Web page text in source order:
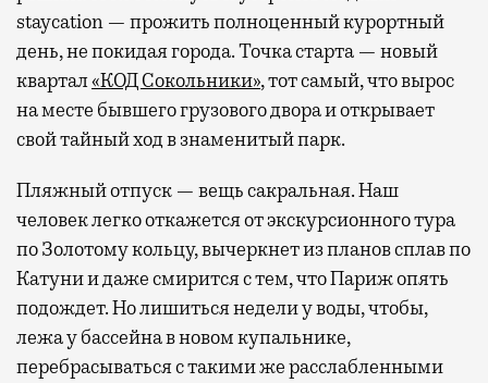
staycation — прожить полноценный курортный
день, не покидая города. Точка старта — новый
квартал«КОД Сокольники», тот самый, что вырос
на месте бывшего грузового двора и открывает
свой тайный ход в знаменитый парк.
Пляжный отпуск — вещь сакральная. Наш
человек легко откажется от экскурсионного тура
по Золотому кольцу, вычеркнет из планов сплав по
Катуни и даже смирится с тем, что Париж опять
подождет. Но лишиться недели у воды, чтобы,
лежа у бассейна в новом купальнике,
перебрасываться с такими же расслабленными